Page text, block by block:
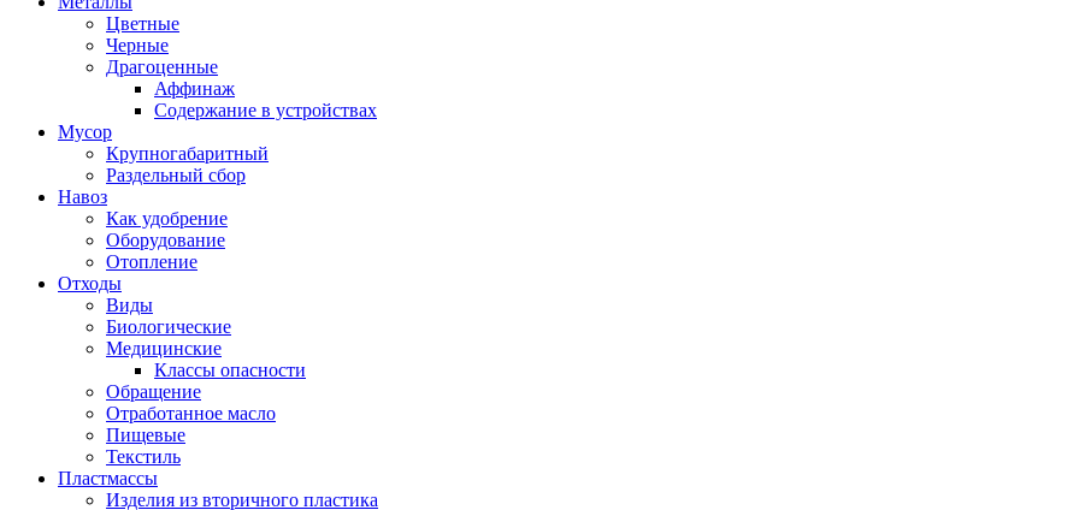
Цветные
Черные
Драгоценные
Аффинаж
Содержание в устройствах
Мусор
Крупногабаритный
Раздельный сбор
Навоз
Как удобрение
Оборудование
Отопление
Отходы
Виды
Биологические
Медицинские
Классы опасности
Обращение
Отработанное масло
Пищевые
Текстиль
Пластмассы
Изделия из вторичного пластика